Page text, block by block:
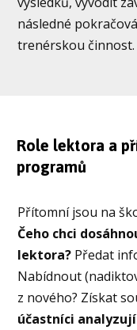
následné
trenérskou činnost.
Role lektora a
programů
Přítomní jsou na
Čeho chci
lektora? Předat
Nabídnout
z nového? Získat
účastníci